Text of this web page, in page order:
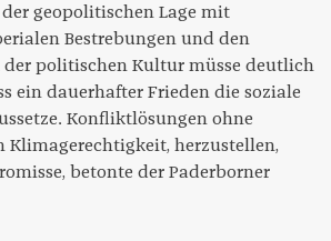
geopolitischen Lage mit
Bestrebungen und den
der politischen Kultur müsse deutlich
ein dauerhafter Frieden die soziale
Konfliktlösungen ohne
Klimagerechtigkeit, herzustellen,
betonte der Paderborner